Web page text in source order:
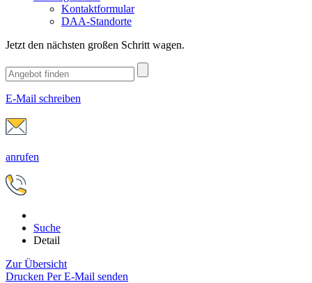
Kontaktformular
DAA-Standorte
Jetzt den nächsten großen Schritt wagen.
E-Mail schreiben
anrufen
Suche
Detail
Zur Übersicht
Drucken Per E-Mail senden